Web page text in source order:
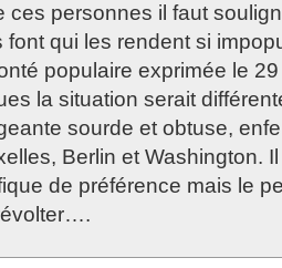
ces personnes il faut
font qui les rendent si
populaire exprimée le
la situation serait
sourde et obtuse,
Berlin et Washington.
de préférence mais le